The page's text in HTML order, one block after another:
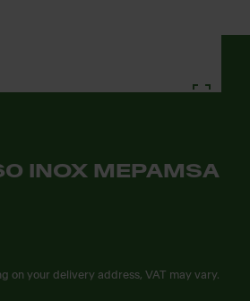
INOX MEPAMSA
on your delivery address, VAT may vary.